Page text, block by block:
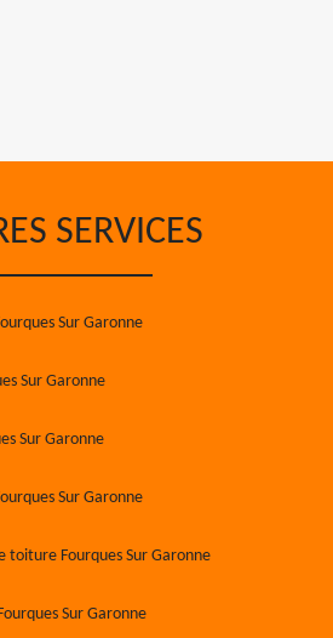
SERVICES
Sur Garonne
Sur Garonne
Sur Garonne
Sur Garonne
toiture Fourques Sur Garonne
Sur Garonne